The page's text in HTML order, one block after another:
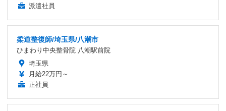
派遣社員
柔道整復師/埼玉県/八潮市
ひまわり中央整骨院 八潮駅前院
埼玉県
月給22万円～
正社員